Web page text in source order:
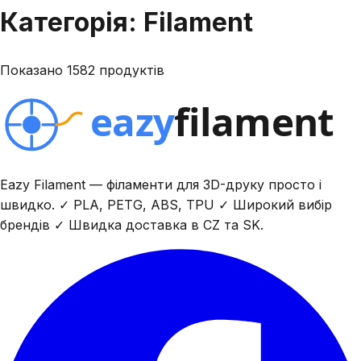
Категорія: Filament
Показано 1582 продуктів
Eazy Filament — філаменти для 3D-друку просто і
швидко. ✓ PLA, PETG, ABS, TPU ✓ Широкий вибір
брендів ✓ Швидка доставка в CZ та SK.